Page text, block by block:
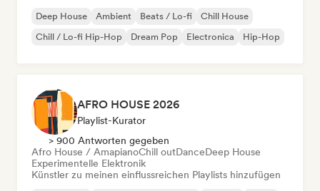
Deep House Ambient Beats / Lo-fi
Chill House
Chill / Lo-fi Hip-Hop
Dream Pop Electronica Hip-Hop
AFRO HOUSE 2026
Playlist-Kurator
> 900 Antworten gegeben
Afro House / AmapianoChill outDanceDeep House
Experimentelle Elektronik
Künstler zu meinen einflussreichen Playlists hinzufügen